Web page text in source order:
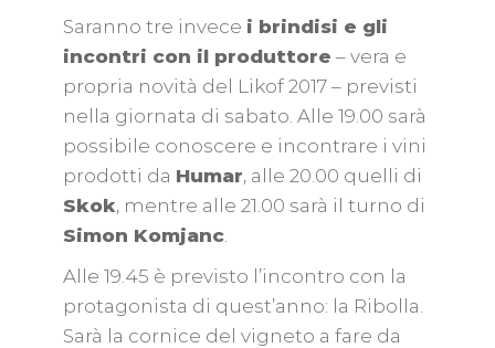
Saranno tre invece i brindisi e gli
incontri con il produttore – vera e
propria novità del Likof 2017 – previsti
nella giornata di sabato. Alle 19.00 sarà
possibile conoscere e incontrare i vini
prodotti da Humar, alle 20.00 quelli di
Skok, mentre alle 21.00 sarà il turno di
Simon Komjanc.
Alle 19.45 è previsto l’incontro con la
protagonista di quest’anno: la Ribolla.
Sarà la cornice del vigneto a fare da